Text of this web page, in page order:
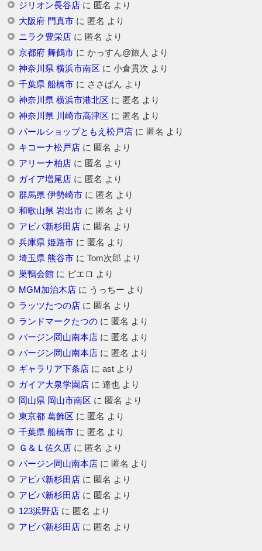
ジリオン長谷店に 匿名 より
大阪府 門真市に 匿名 より
ニラク豊栄店に 匿名 より
京都府 舞鶴市に かっすん@旅人 より
神奈川県 横浜市南区 に 小倉貫次 より
千葉県 船橋市に ささぱん より
神奈川県 横浜市港北区 に 匿名 より
神奈川県 川崎市高津区 に 匿名 より
パールショップともえ松戸店に 匿名 より
キコーナ松戸店に 匿名 より
アリーナ柏店に 匿名 より
ガイア増尾店に 匿名 より
群馬県 伊勢崎市に 匿名 より
和歌山県 岩出市に 匿名 より
アビバ新杉田店に 匿名 より
兵庫県 姫路市に 匿名 より
埼玉県 熊谷市に Tom次郎 より
巣鴨会館に ピエロ より
MGM加治木店に うっちー より
ラッツたつの店に 匿名 より
ランドマークたつのに 匿名 より
バージン岡山南本店に 匿名 より
バージン岡山南本店に 匿名 より
ギャラリア下条店に astより
ガイア大泉学園店に 達也より
岡山県 岡山市南区 に 匿名 より
東京都 葛飾区 に 匿名 より
千葉県 船橋市に 匿名 より
Ｇ＆Ｌ佐久店に 匿名 より
バージン岡山南本店に 匿名 より
アビバ新杉田店に 匿名 より
アビバ新杉田店に 匿名 より
123浜野店に 匿名 より
アビバ新杉田店に 匿名 より